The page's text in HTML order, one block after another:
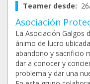
Teamer desde:
Asociación
La Asociación Galgos
ánimo de lucro
abandono y sacrificio
dar a conocer y
problema y dar una